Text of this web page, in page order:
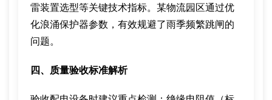
雷装置选型等关键技术指标。某物流园区通过优
化浪涌保护器参数，有效规避了雨季频繁跳闸的
问题。
四、质量验收标准解析